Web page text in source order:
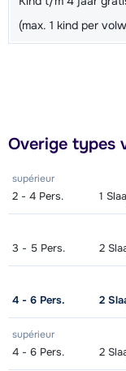
Ski Volwassene (6x
Ski Volwassene
Ski Volwassene
11.00 uur - Gevorderd
Ski Volwassene (6x
Ski Volwassene (6x
13.15 uur -
(max. 1 kind per
Overige types
supérieur
2 - 4 Pers. 1
3 - 5 Pers. 2
4 - 6 Pers. 2
supérieur
4 - 6 Pers. 2